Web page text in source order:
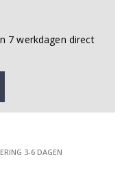
7 werkdagen direct
3-6 DAGEN